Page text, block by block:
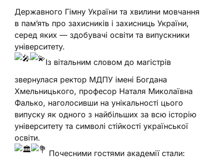
Державного Гімну України та хвилини мовчання
в пам’ять про захисників і захисниць України,
серед яких — здобувачі освіти та випускники
університету.
Із вітальним словом до магістрів
звернулася ректор МДПУ імені Богдана
Хмельницького, професор Наталя Миколаївна
Фалько, наголосивши на унікальності цього
випуску як одного з найбільших за всю історію
університету та символі стійкості української
освіти.
Почесними гостями академії стали: